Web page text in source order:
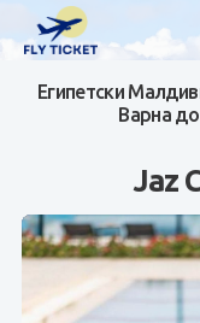
Почивки от
Почивки от
Самолетни
Египетски
Варна
Jaz